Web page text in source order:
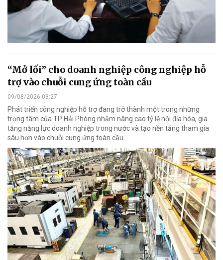
“Mở lối” cho doanh nghiệp công nghiệp hỗ
trợ vào chuỗi cung ứng toàn cầu
09/08/2026 03:27
Phát triển công nghiệp hỗ trợ đang trở thành một trong những
trọng tâm của TP Hải Phòng nhằm nâng cao tỷ lệ nội địa hóa, gia
tăng năng lực doanh nghiệp trong nước và tạo nền tảng tham gia
sâu hơn vào chuỗi cung ứng toàn cầu.